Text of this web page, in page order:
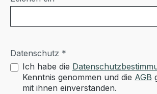
Datenschutz *
Ich habe die
Kenntnis genommen und die AGB
mit ihnen einverstanden.